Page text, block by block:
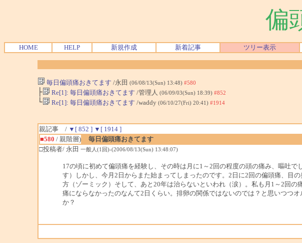
偏
HOME HELP 新規作成 新着記事 ツリー表示
毎日偏頭痛おきてます /永田 (06/08/13(Sun) 13:48) #580
├ Re[1]: 毎日偏頭痛おきてます /管理人 (06/09/03(Sun) 18:39) #852
└ Re[1]: 毎日偏頭痛おきてます /waddy (06/10/27(Fri) 20:41) #1914
親記事 / ▼[ 852 ] ▼[ 1914 ]
■580 / 親階層)
毎日偏頭痛おきてます
□投稿者/ 永田 一般人(1回)-(2006/08/13(Sun) 13:48:07)
17の頃に初めて偏頭痛を経験し、その時は月に1～2回の程度の頭の痛み、嘔吐
す）しかし、今月2日からまた始まってしまったのです。2日に2回の偏頭痛、目
方（ゾーミック）そして、あと20年は治らないといわれ（涙）。私も月1～2回
痛にならなかったのなんて2日くらい。排卵の関係ではないのでは？と思いつつ
か？